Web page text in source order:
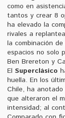
como en
tantos y crear 8
ha elevado la
rivales a
la combinación
espacios no solo
Ben Brereton y
El Superclásico
huella. En los
Chile, ha
que alteraron el
intensidad; al